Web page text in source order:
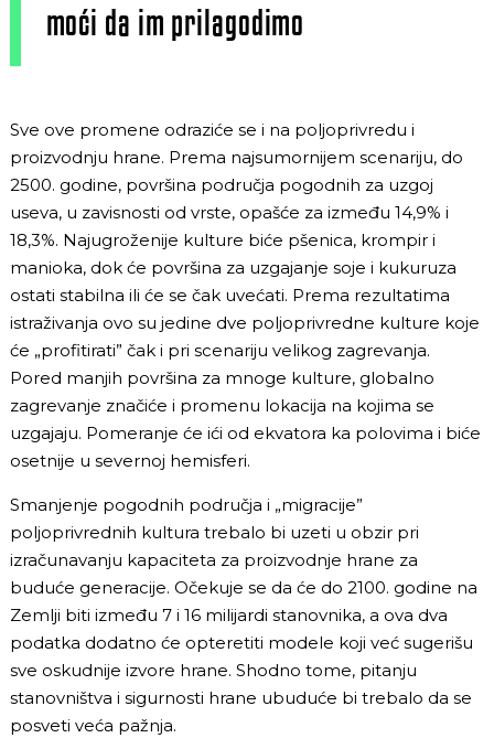
moći da im prilagodimo
Sve ove promene odraziće se i na poljoprivredu i
proizvodnju hrane. Prema najsumornijem scenariju, do
2500. godine, površina područja pogodnih za uzgoj
useva, u zavisnosti od vrste, opašće za između 14,9% i
18,3%. Najugroženije kulture biće pšenica, krompir i
manioka, dok će površina za uzgajanje soje i kukuruza
ostati stabilna ili će se čak uvećati. Prema rezultatima
istraživanja ovo su jedine dve poljoprivredne kulture koje
će „profitirati” čak i pri scenariju velikog zagrevanja.
Pored manjih površina za mnoge kulture, globalno
zagrevanje značiće i promenu lokacija na kojima se
uzgajaju. Pomeranje će ići od ekvatora ka polovima i biće
osetnije u severnoj hemisferi.
Smanjenje pogodnih područja i „migracije”
poljoprivrednih kultura trebalo bi uzeti u obzir pri
izračunavanju kapaciteta za proizvodnje hrane za
buduće generacije. Očekuje se da će do 2100. godine na
Zemlji biti između 7 i 16 milijardi stanovnika, a ova dva
podatka dodatno će opteretiti modele koji već sugerišu
sve oskudnije izvore hrane. Shodno tome, pitanju
stanovništva i sigurnosti hrane ubuduće bi trebalo da se
posveti veća pažnja.